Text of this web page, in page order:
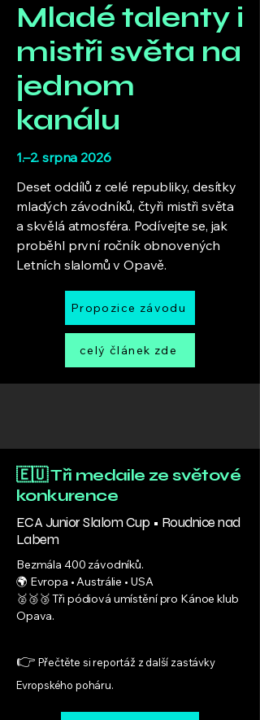
Mladé talenty i
mistři světa na
jednom
kanálu
1.–2. srpna 2026
Deset oddílů z celé republiky, desítky
mladých závodníků, čtyři mistři světa
a skvělá atmosféra. Podívejte se, jak
proběhl první ročník obnovených
Letních slalomů v Opavě.
Propozice závodu
celý článek zde
🇪🇺 Tři medaile ze světové
konkurence
ECA Junior Slalom Cup • Roudnice nad
Labem
Bezmála 400 závodníků.
🌍 Evropa • Austrálie • USA
🥈🥉🥉 Tři pódiová umístění pro Kánoe klub
Opava.
👉 Přečtěte si reportáž z další zastávky
Evropského poháru.